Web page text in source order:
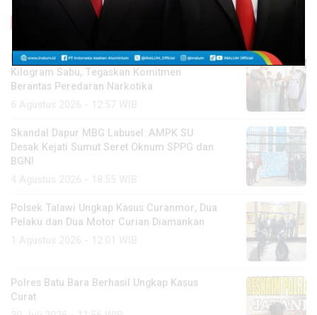
Baca Lainnya
Polres Batu Bara Musnahkan Hampir 2
Kilogram Sabu, Tegaskan Komitmen
Berantas Peredaran Narkotika
Skandal Dapur MBG Labusel: AMPK SU
Desak Kejati Sumut Seret Oknum SPPG dan
BGN!
Polsek Talawi Ungkap Kasus Curanmor, Dua
Pelaku dan Dua Motor Curian Diamankan
Polres Batu Bara Berhasil Ungkap Kasus
Curat